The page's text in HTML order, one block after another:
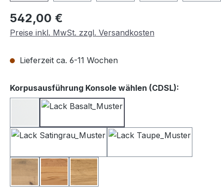
Regulärer Preis:
542,00 €
Preise inkl. MwSt. zzgl. Versandkosten
Lieferzeit ca. 6-11 Wochen
Korpusausführung Konsole wählen (CDSL):
BalkeneicheKernbucheWildeiche